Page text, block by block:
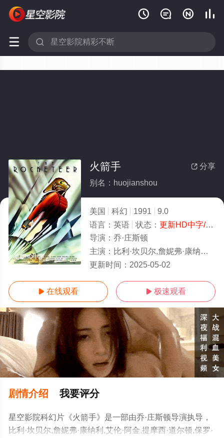
   
 
更新HD中字
 分享
火箭手
别名：huojianshou
美国 科幻 1991
9.0
语言： 英语 状态： 更新HD中字/高清
导演： 乔·庄斯顿
主演： 比利·坎贝尔,詹妮弗·康纳利,艾伦·阿金,提摩西·道尔顿,保罗·索维诺,特瑞·欧奎恩,埃德·劳特尔,詹姆斯·汉迪,Robert,Mira
更新时间： 2025-05-02
 在线观看  极速观看
剧情介绍 我要评分
星空影院科幻片《火箭手》是一部由乔·庄斯顿导演执导，
比利·坎贝尔,詹妮弗·康纳利,艾伦·阿金,提摩西·道尔顿,保罗·